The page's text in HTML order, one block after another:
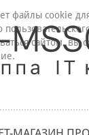
файлы cookie
сайтом, вы